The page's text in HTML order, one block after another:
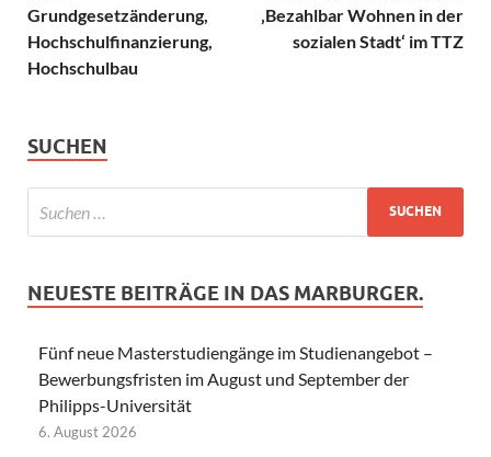
Grundgesetzänderung,
Hochschulfinanzierung,
Hochschulbau
‚Bezahlbar Wohnen in der
sozialen Stadt‘ im TTZ
SUCHEN
NEUESTE BEITRÄGE IN DAS MARBURGER.
Fünf neue Masterstudiengänge im Studienangebot –
Bewerbungsfristen im August und September der
Philipps-Universität
6. August 2026